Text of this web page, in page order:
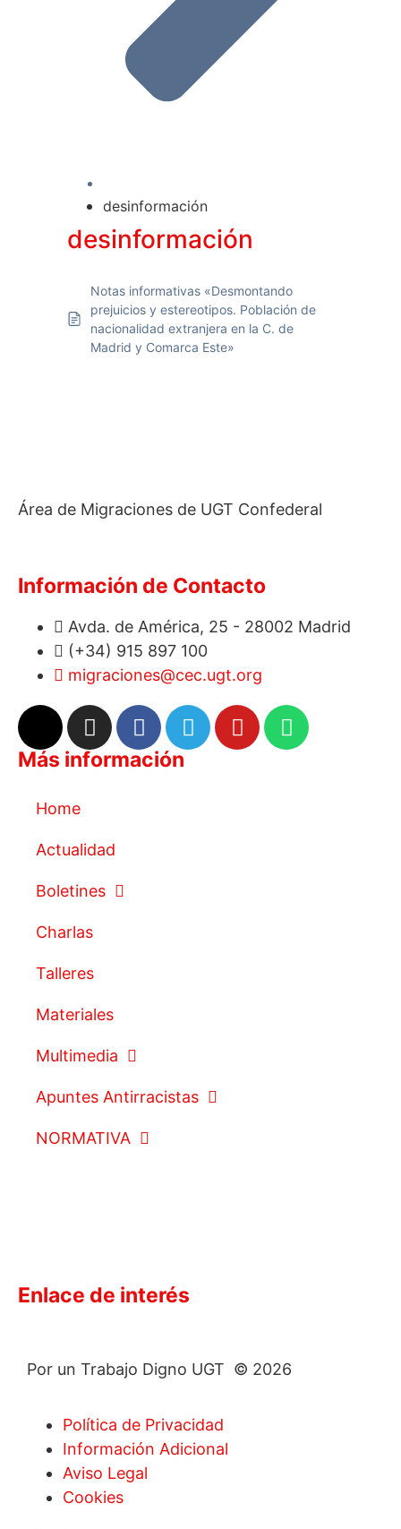
desinformación
desinformación
Notas informativas «Desmontando
prejuicios y estereotipos. Población de
nacionalidad extranjera en la C. de
Madrid y Comarca Este»
Área de Migraciones de UGT Confederal
Información de Contacto
Avda. de América, 25 - 28002 Madrid
(+34) 915 897 100
migraciones@cec.ugt.org
Más información
Home
Actualidad
Boletines
Charlas
Talleres
Materiales
Multimedia
Apuntes Antirracistas
NORMATIVA
Enlace de interés
Por un Trabajo Digno UGT © 2026
Política de Privacidad
Información Adicional
Aviso Legal
Cookies